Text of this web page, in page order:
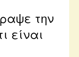
την
είναι